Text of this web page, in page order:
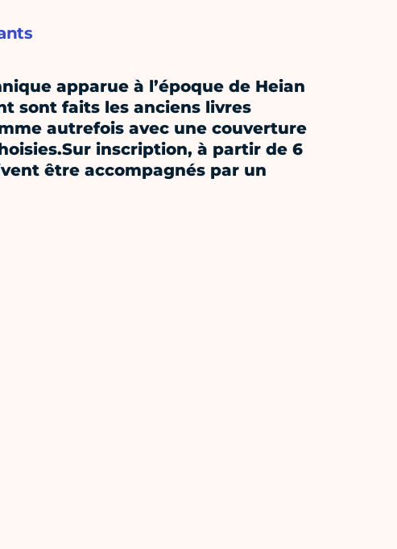
apparue à l’époque de Heian
sont faits les anciens livres
autrefois avec une couverture
inscription, à partir de 6
être accompagnés par un